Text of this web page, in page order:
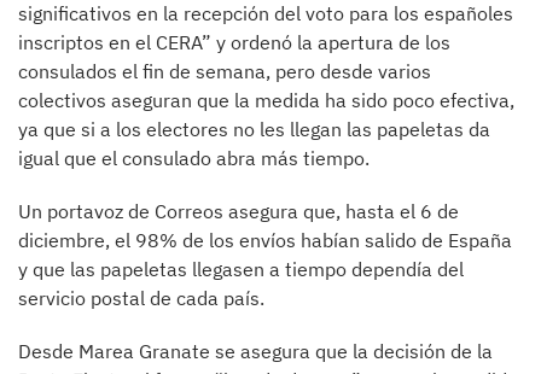
significativos en la recepción del voto para los españoles
inscriptos en el CERA” y ordenó la apertura de los
consulados el fin de semana, pero desde varios
colectivos aseguran que la medida ha sido poco efectiva,
ya que si a los electores no les llegan las papeletas da
igual que el consulado abra más tiempo.
Un portavoz de Correos asegura que, hasta el 6 de
diciembre, el 98% de los envíos habían salido de España
y que las papeletas llegasen a tiempo dependía del
servicio postal de cada país.
Desde Marea Granate se asegura que la decisión de la